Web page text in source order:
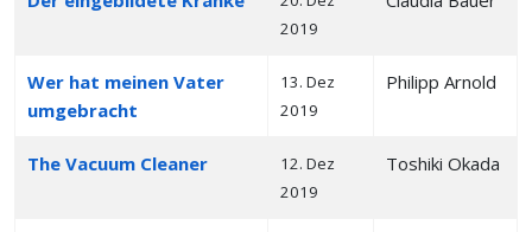
2019
Wer hat meinen Vater
umgebracht
13. Dez
2019
Philipp Arnold
The Vacuum Cleaner
12. Dez
2019
Toshiki Okada